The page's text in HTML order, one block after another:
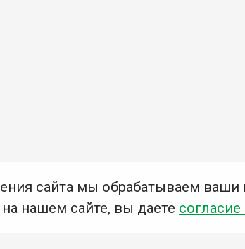
сайта мы обрабатываем ваши
нашем сайте, вы даете согласие